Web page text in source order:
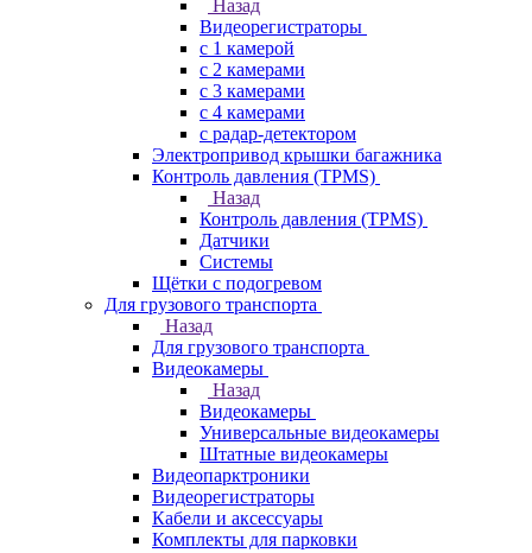
Назад
Видеорегистраторы
с 1 камерой
с 2 камерами
с 3 камерами
с 4 камерами
с радар-детектором
Электропривод крышки багажника
Контроль давления (TPMS)
Назад
Контроль давления (TPMS)
Датчики
Системы
Щётки с подогревом
Для грузового транспорта
Назад
Для грузового транспорта
Видеокамеры
Назад
Видеокамеры
Универсальные видеокамеры
Штатные видеокамеры
Видеопарктроники
Видеорегистраторы
Кабели и аксессуары
Комплекты для парковки